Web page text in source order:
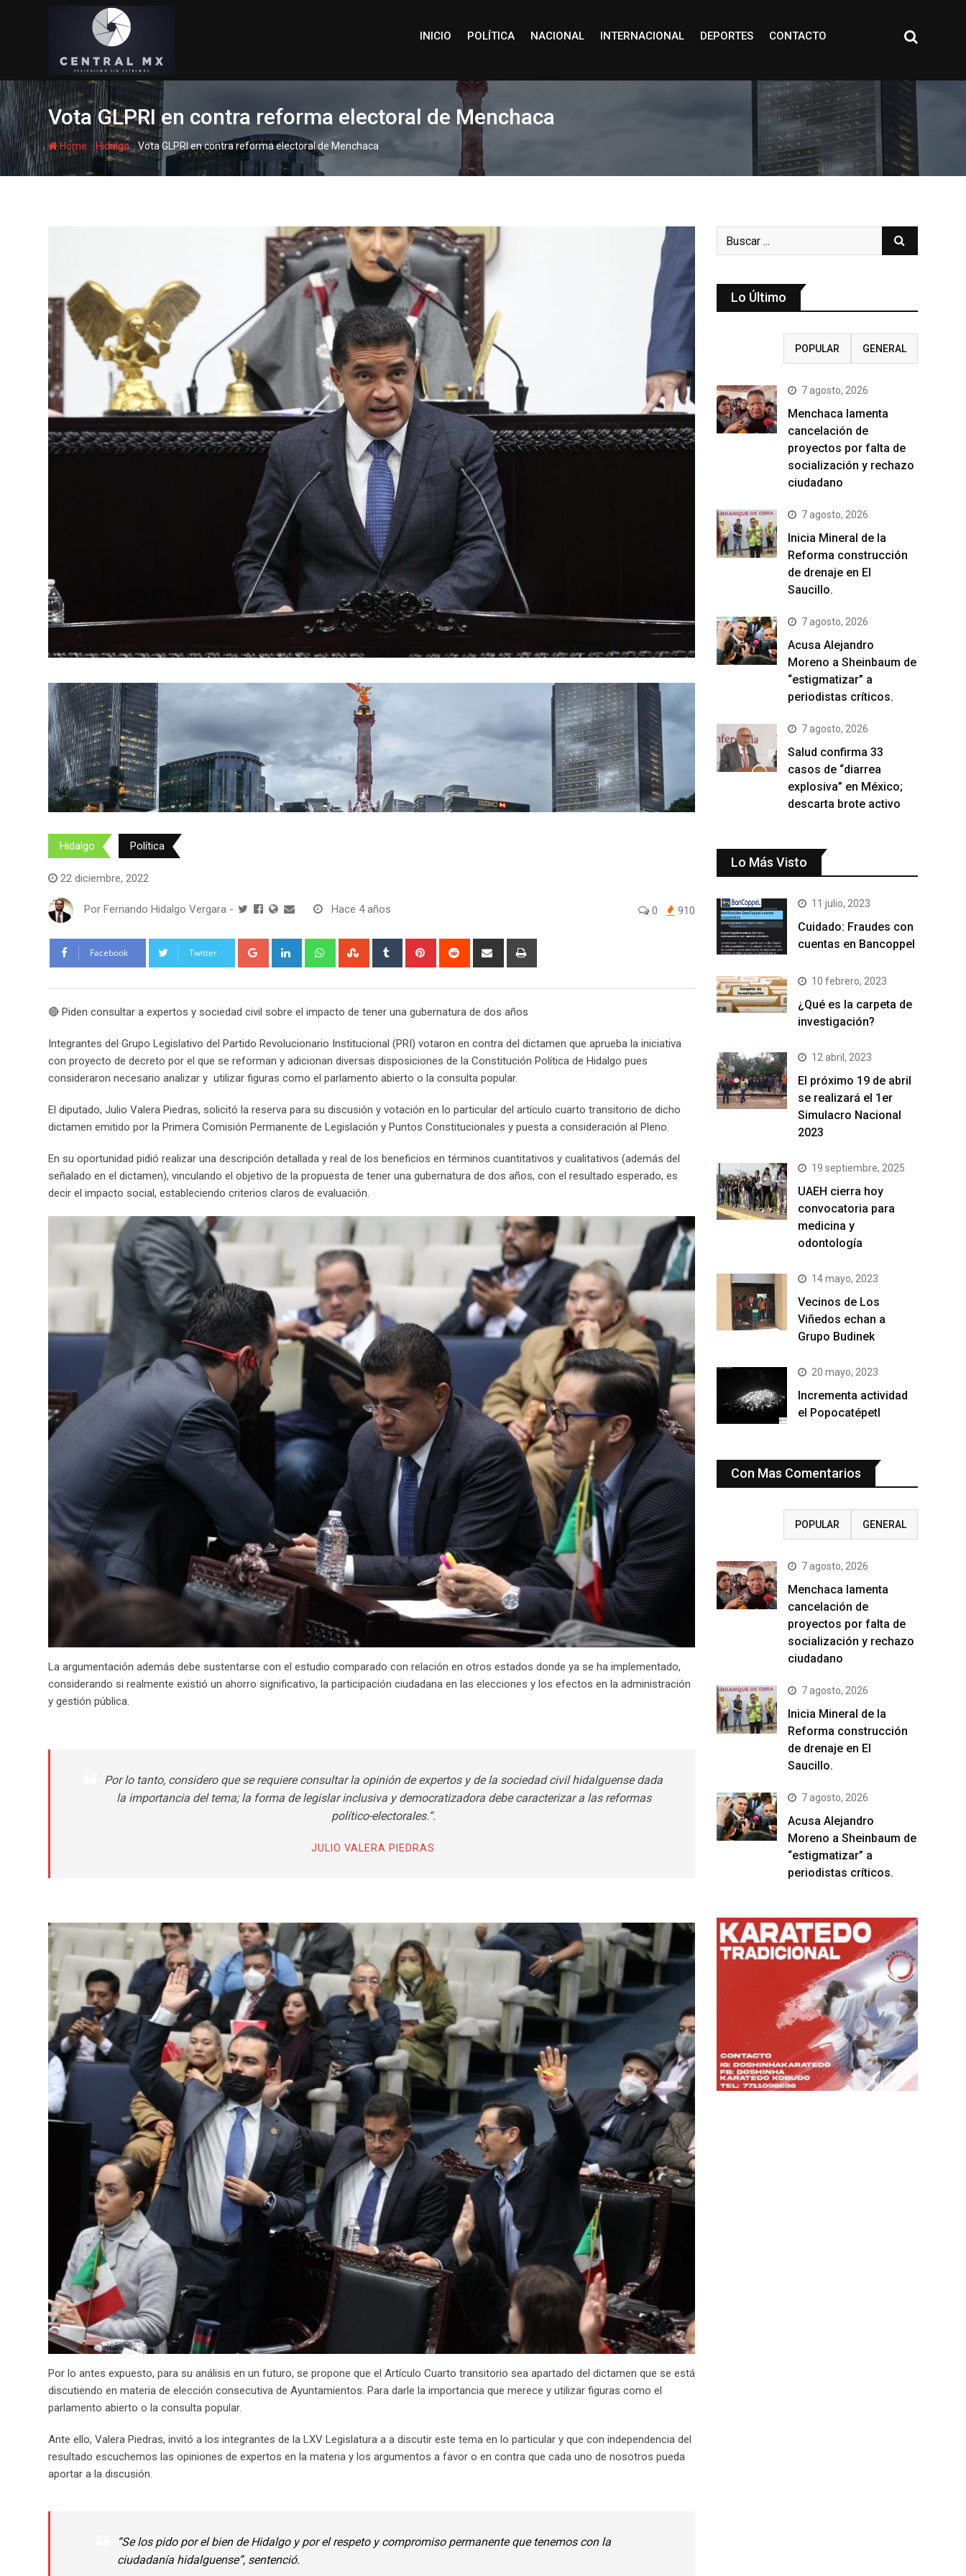
INICIO POLÍTICA NACIONAL INTERNACIONAL DEPORTES CONTACTO
Vota GLPRI en contra reforma electoral de Menchaca
Home - Hidalgo-Vota GLPRI en contra reforma electoral de Menchaca
Hidalgo Política
22 diciembre, 2022
Por Fernando Hidalgo Vergara - Hace 4 años 0 910
Facebook Twitter Google+ LinkedIn WhatsappStumbleUpon
Tumblr Pinterest Reddit
Share
🔴 Piden consultar a expertos y sociedad civil sobre el impacto de tener una gubernatura de dos años
Integrantes del Grupo Legislativo del Partido Revolucionario Institucional (PRI) votaron en contra del dictamen que aprueba la iniciativa
con proyecto de decreto por el que se reforman y adicionan diversas disposiciones de la Constitución Política de Hidalgo pues
consideraron necesario analizar y utilizar figuras como el parlamento abierto o la consulta popular.
El diputado, Julio Valera Piedras, solicitó la reserva para su discusión y votación en lo particular del artículo cuarto transitorio de dicho
dictamen emitido por la Primera Comisión Permanente de Legislación y Puntos Constitucionales y puesta a consideración al Pleno.
En su oportunidad pidió realizar una descripción detallada y real de los beneficios en términos cuantitativos y cualitativos (además del
señalado en el dictamen), vinculando el objetivo de la propuesta de tener una gubernatura de dos años, con el resultado esperado, es
decir el impacto social, estableciendo criterios claros de evaluación.
La argumentación además debe sustentarse con el estudio comparado con relación en otros estados donde ya se ha implementado,
considerando si realmente existió un ahorro significativo, la participación ciudadana en las elecciones y los efectos en la administración
y gestión pública.
Por lo tanto, considero que se requiere consultar la opinión de expertos y de la sociedad civil hidalguense dada
la importancia del tema; la forma de legislar inclusiva y democratizadora debe caracterizar a las reformas
político-electorales.“.
JULIO VALERA PIEDRAS
Por lo antes expuesto, para su análisis en un futuro, se propone que el Artículo Cuarto transitorio sea apartado del dictamen que se está
discutiendo en materia de elección consecutiva de Ayuntamientos. Para darle la importancia que merece y utilizar figuras como el
parlamento abierto o la consulta popular.
Ante ello, Valera Piedras, invitó a los integrantes de la LXV Legislatura a a discutir este tema en lo particular y que con independencia del
resultado escuchemos las opiniones de expertos en la materia y los argumentos a favor o en contra que cada uno de nosotros pueda
aportar a la discusión.
“Se los pido por el bien de Hidalgo y por el respeto y compromiso permanente que tenemos con la
ciudadanía hidalguense”, sentenció.
Lo Último
POPULAR GENERAL
7 agosto, 2026
Menchaca lamenta
cancelación de
proyectos por falta de
socialización y rechazo
ciudadano
7 agosto, 2026
Inicia Mineral de la
Reforma construcción
de drenaje en El
Saucillo.
7 agosto, 2026
Acusa Alejandro
Moreno a Sheinbaum de
“estigmatizar” a
periodistas críticos.
7 agosto, 2026
Salud confirma 33
casos de “diarrea
explosiva” en México;
descarta brote activo
Lo Más Visto
11 julio, 2023
Cuidado: Fraudes con
cuentas en Bancoppel
10 febrero, 2023
¿Qué es la carpeta de
investigación?
12 abril, 2023
El próximo 19 de abril
se realizará el 1er
Simulacro Nacional
2023
19 septiembre, 2025
UAEH cierra hoy
convocatoria para
medicina y
odontología
14 mayo, 2023
Vecinos de Los
Viñedos echan a
Grupo Budinek
20 mayo, 2023
Incrementa actividad
el Popocatépetl
Con Mas Comentarios
POPULAR GENERAL
7 agosto, 2026
Menchaca lamenta
cancelación de
proyectos por falta de
socialización y rechazo
ciudadano
7 agosto, 2026
Inicia Mineral de la
Reforma construcción
de drenaje en El
Saucillo.
7 agosto, 2026
Acusa Alejandro
Moreno a Sheinbaum de
“estigmatizar” a
periodistas críticos.